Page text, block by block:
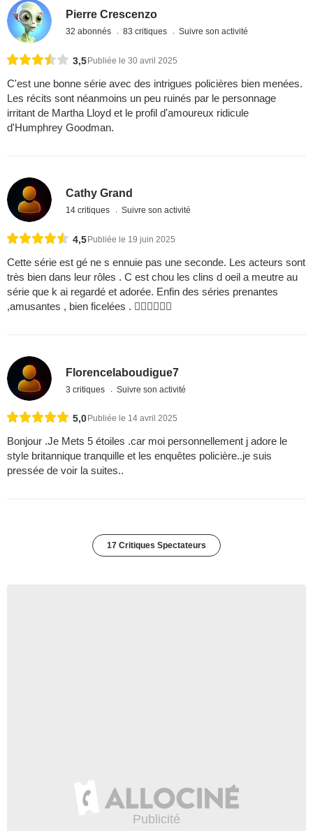
Pierre Crescenzo
32 abonnés 83 critiques Suivre son activité
3,5Publiée le 30 avril 2025
C'est une bonne série avec des intrigues policières bien menées.
Les récits sont néanmoins un peu ruinés par le personnage
irritant de Martha Lloyd et le profil d'amoureux ridicule
d'Humphrey Goodman.
Cathy Grand
14 critiques Suivre son activité
4,5 Publiée le 19 juin 2025
Cette série est gé ne s ennuie pas une seconde. Les acteurs sont
très bien dans leur rôles . C est chou les clins d oeil a meutre au
série que k ai regardé et adorée. Enfin des séries prenantes
,amusantes , bien ficelées . 
Florencelaboudigue7
3 critiques Suivre son activité
5,0 Publiée le 14 avril 2025
Bonjour .Je Mets 5 étoiles .car moi personnellement j adore le
style britannique tranquille et les enquêtes policière..je suis
pressée de voir la suites..
17 Critiques Spectateurs